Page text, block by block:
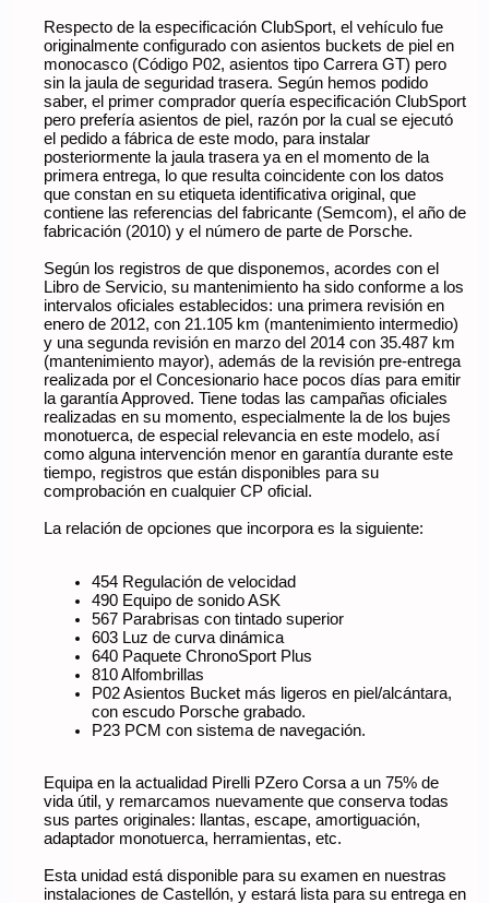
Respecto de la especificación ClubSport, el vehículo fue
originalmente configurado con asientos buckets de piel en
monocasco (Código P02, asientos tipo Carrera GT) pero
sin la jaula de seguridad trasera. Según hemos podido
saber, el primer comprador quería especificación ClubSport
pero prefería asientos de piel, razón por la cual se ejecutó
el pedido a fábrica de este modo, para instalar
posteriormente la jaula trasera ya en el momento de la
primera entrega, lo que resulta coincidente con los datos
que constan en su etiqueta identificativa original, que
contiene las referencias del fabricante (Semcom), el año de
fabricación (2010) y el número de parte de Porsche.
Según los registros de que disponemos, acordes con el
Libro de Servicio, su mantenimiento ha sido conforme a los
intervalos oficiales establecidos: una primera revisión en
enero de 2012, con 21.105 km (mantenimiento intermedio)
y una segunda revisión en marzo del 2014 con 35.487 km
(mantenimiento mayor), además de la revisión pre-entrega
realizada por el Concesionario hace pocos días para emitir
la garantía Approved. Tiene todas las campañas oficiales
realizadas en su momento, especialmente la de los bujes
monotuerca, de especial relevancia en este modelo, así
como alguna intervención menor en garantía durante este
tiempo, registros que están disponibles para su
comprobación en cualquier CP oficial.
La relación de opciones que incorpora es la siguiente:
454 Regulación de velocidad
490 Equipo de sonido ASK
567 Parabrisas con tintado superior
603 Luz de curva dinámica
640 Paquete ChronoSport Plus
810 Alfombrillas
P02 Asientos Bucket más ligeros en piel/alcántara,
con escudo Porsche grabado.
P23 PCM con sistema de navegación.
Equipa en la actualidad Pirelli PZero Corsa a un 75% de
vida útil, y remarcamos nuevamente que conserva todas
sus partes originales: llantas, escape, amortiguación,
adaptador monotuerca, herramientas, etc.
Esta unidad está disponible para su examen en nuestras
instalaciones de Castellón, y estará lista para su entrega en